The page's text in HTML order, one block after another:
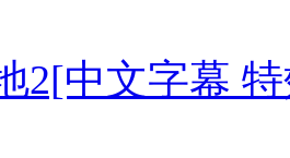
2[中文字幕 特